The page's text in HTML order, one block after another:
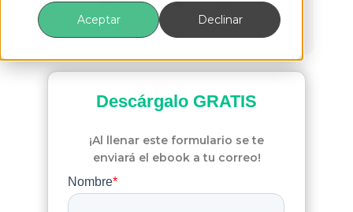
Aceptar
Declinar
Código civil del Estado
de Jalisco
Descárgalo GRATIS
¡Al llenar este formulario se te
enviará el ebook a tu correo!